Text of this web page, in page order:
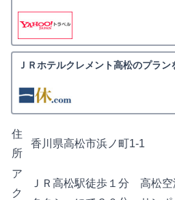
ＪＲホテルクレメント高松のプラン
住
所
香川県高松市浜ノ町1-1
ア
ク
ＪＲ高松駅徒歩１分 高松